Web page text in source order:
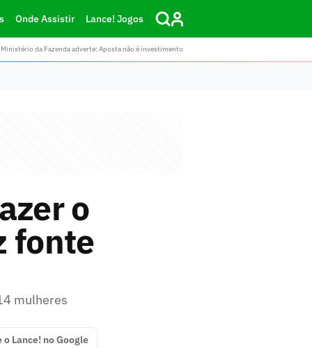
Onde Assistir Lance! Jogos
da Fazenda adverte: Aposta não é investimento
o
fonte
mulheres
o Lance! no Google